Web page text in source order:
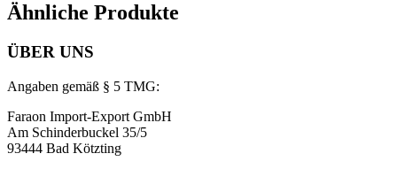
Ähnliche Produkte
ÜBER UNS
Angaben gemäß § 5 TMG:
Faraon Import-Export GmbH
Am Schinderbuckel 35/5
93444 Bad Kötzting